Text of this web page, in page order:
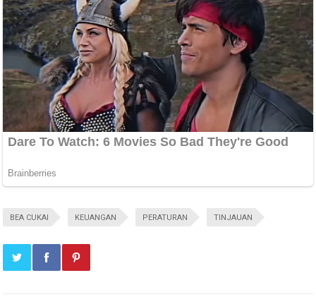
BEA CUKAI KEUANGAN PERATURAN TINJAUAN